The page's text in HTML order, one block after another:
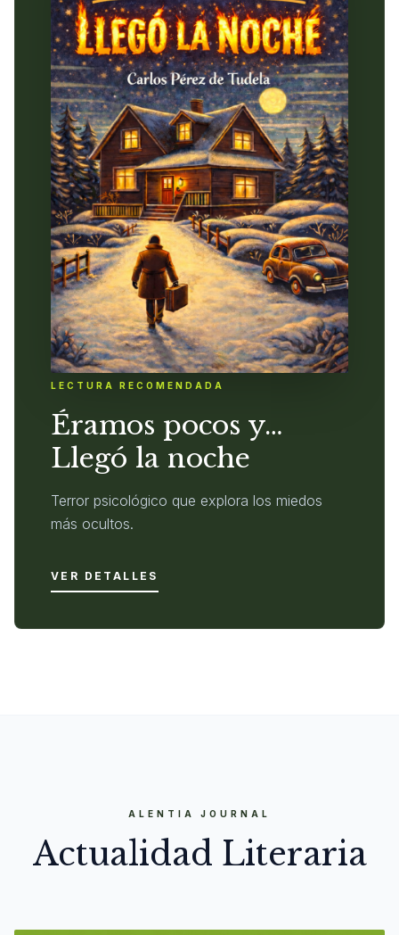
LECTURA RECOMENDADA
Éramos pocos y…
Llegó la noche
Terror psicológico que explora los miedos
más ocultos.
VER DETALLES
ALENTIA JOURNAL
Actualidad Literaria